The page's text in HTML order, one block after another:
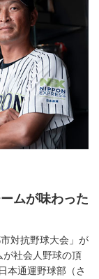
ムが味わった
対抗野球大会」が
が社会人野球の頂
本通運野球部（さ